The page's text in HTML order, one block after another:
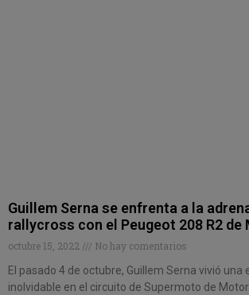
Guillem Serna se enfrenta a la
rallycross con el Peugeot 208 R2 de
octubre 15, 2022
No hay comentarios
El pasado 4 de octubre, Guillem Serna vivió una
inolvidable en el circuito de Supermoto de